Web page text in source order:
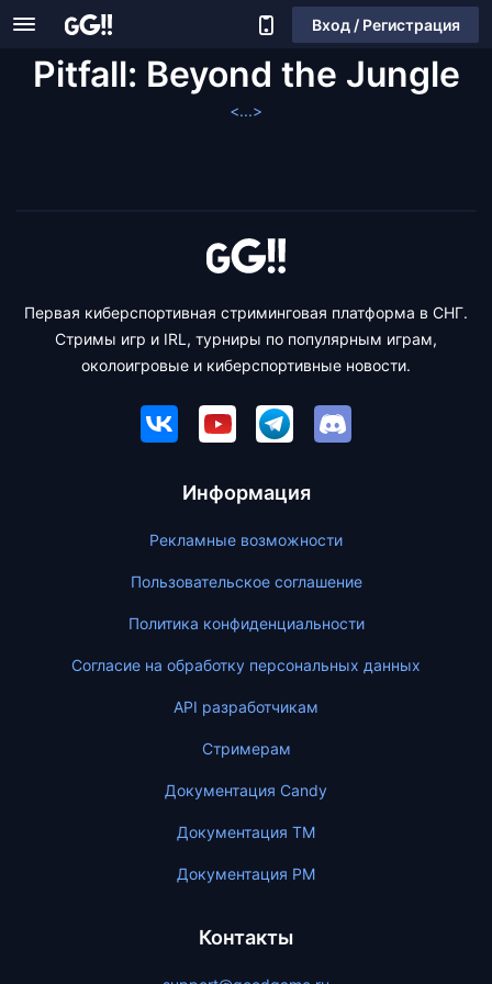
Вход / Регистрация
Pitfall: Beyond the Jungle
<...>
Первая киберспортивная стриминговая платформа в СНГ.
Стримы игр и IRL, турниры по популярным играм,
околоигровые и киберспортивные новости.
Информация
Рекламные возможности
Пользовательское соглашение
Политика конфиденциальности
Согласие на обработку персональных данных
API разработчикам
Стримерам
Документация Candy
Документация ТМ
Документация PM
Контакты